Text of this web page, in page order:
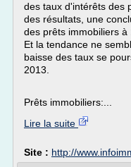
des taux d'intérêts des
des résultats, une
des prêts immobiliers à
Et la tendance ne
baisse des taux se
2013.
Prêts immobiliers:...
Lire la suite
Site : http://